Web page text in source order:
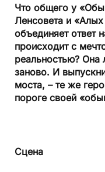
Что общего у
Ленсовета и
объединяет ответ
происходит с
реальностью? Она
заново. И
моста, – те же
пороге своей
Сцена